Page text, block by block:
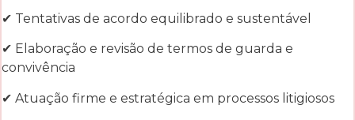
✔ Tentativas de acordo equilibrado e sustentável
✔ Elaboração e revisão de termos de guarda e
convivência
✔ Atuação firme e estratégica em processos litigiosos